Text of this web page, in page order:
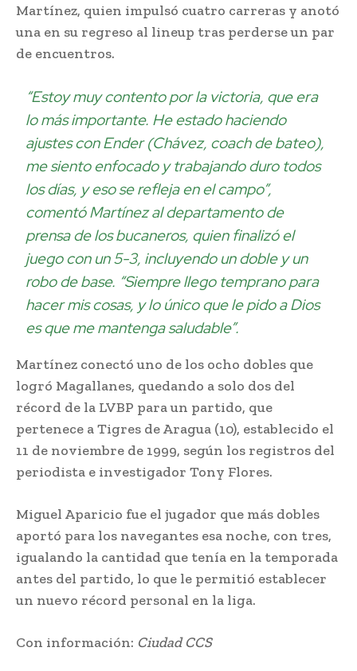
Martínez, quien impulsó cuatro carreras y anotó
una en su regreso al lineup tras perderse un par
de encuentros.
“Estoy muy contento por la victoria, que era
lo más importante. He estado haciendo
ajustes con Ender (Chávez, coach de bateo),
me siento enfocado y trabajando duro todos
los días, y eso se refleja en el campo”,
comentó Martínez al departamento de
prensa de los bucaneros, quien finalizó el
juego con un 5-3, incluyendo un doble y un
robo de base. “Siempre llego temprano para
hacer mis cosas, y lo único que le pido a Dios
es que me mantenga saludable”.
Martínez conectó uno de los ocho dobles que
logró Magallanes, quedando a solo dos del
récord de la LVBP para un partido, que
pertenece a Tigres de Aragua (10), establecido el
11 de noviembre de 1999, según los registros del
periodista e investigador Tony Flores.
Miguel Aparicio fue el jugador que más dobles
aportó para los navegantes esa noche, con tres,
igualando la cantidad que tenía en la temporada
antes del partido, lo que le permitió establecer
un nuevo récord personal en la liga.
Con información: Ciudad CCS